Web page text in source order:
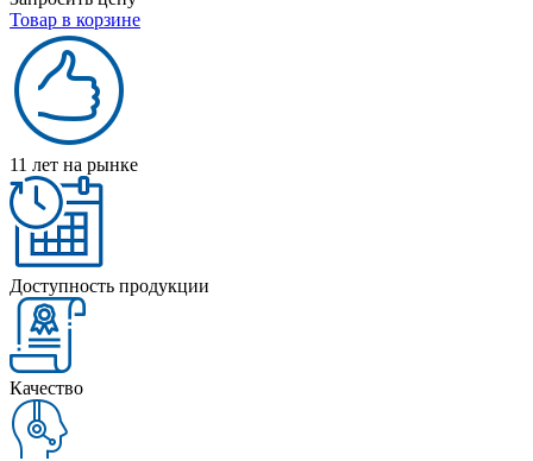
Товар в корзине
11 лет на рынке
Доступность продукции
Качество